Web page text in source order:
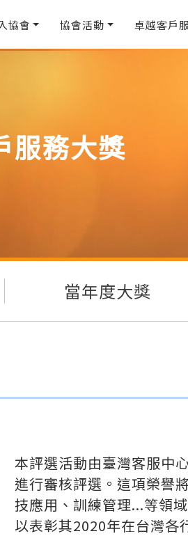
協會 協會活動 卓越客戶
服務大獎
當年度大獎
本評選活動由臺灣客服中
進行審核評選。這項榮譽
技應用、訓練管理...等領
以表彰其2020年在台灣各